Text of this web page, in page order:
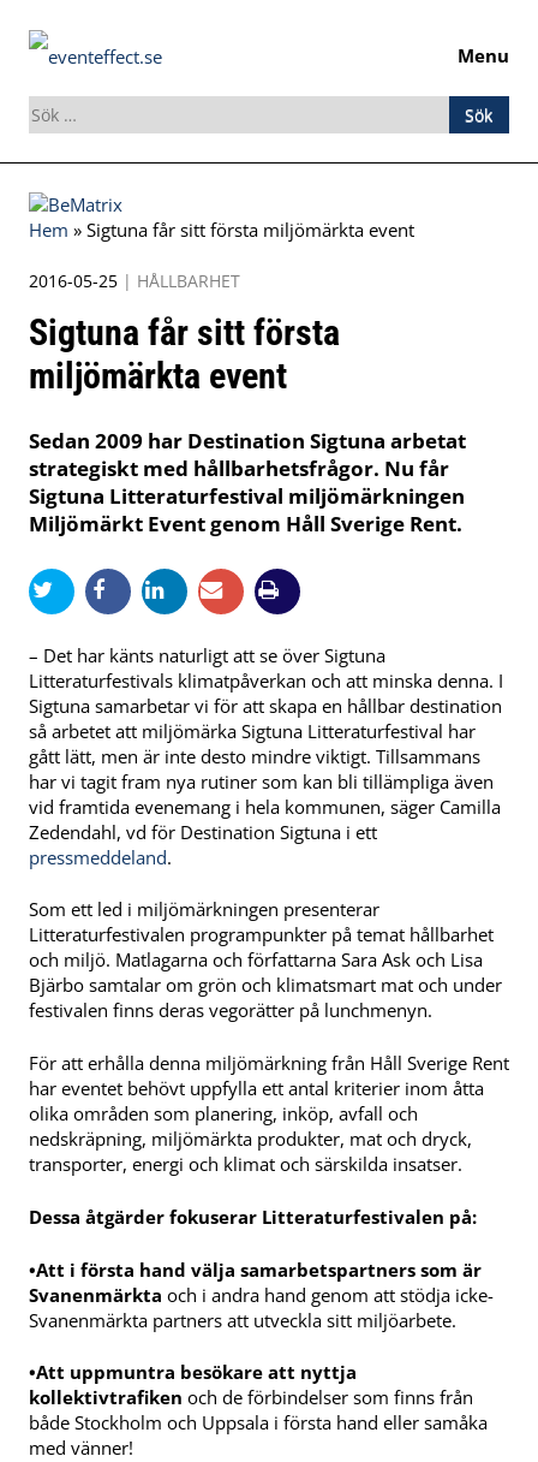
Menu
Sök
efter:
Skip
to
Hem » Sigtuna får sitt första miljömärkta event
2016-05-25 | HÅLLBARHET
Sigtuna får sitt första
miljömärkta event
Sedan 2009 har Destination Sigtuna arbetat
strategiskt med hållbarhetsfrågor. Nu får
Sigtuna Litteraturfestival miljömärkningen
Miljömärkt Event genom Håll Sverige Rent.
– Det har känts naturligt att se över Sigtuna
Litteraturfestivals klimatpåverkan och att minska denna. I
Sigtuna samarbetar vi för att skapa en hållbar destination
så arbetet att miljömärka Sigtuna Litteraturfestival har
gått lätt, men är inte desto mindre viktigt. Tillsammans
har vi tagit fram nya rutiner som kan bli tillämpliga även
vid framtida evenemang i hela kommunen, säger Camilla
Zedendahl, vd för Destination Sigtuna i ett
pressmeddeland.
Som ett led i miljömärkningen presenterar
Litteraturfestivalen programpunkter på temat hållbarhet
och miljö. Matlagarna och författarna Sara Ask och Lisa
Bjärbo samtalar om grön och klimatsmart mat och under
festivalen finns deras vegorätter på lunchmenyn.
För att erhålla denna miljömärkning från Håll Sverige Rent
har eventet behövt uppfylla ett antal kriterier inom åtta
olika områden som planering, inköp, avfall och
nedskräpning, miljömärkta produkter, mat och dryck,
transporter, energi och klimat och särskilda insatser.
Dessa åtgärder fokuserar Litteraturfestivalen på:
•Att i första hand välja samarbetspartners som är
Svanenmärkta och i andra hand genom att stödja icke-
Svanenmärkta partners att utveckla sitt miljöarbete.
•Att uppmuntra besökare att nyttja
kollektivtrafiken och de förbindelser som finns från
både Stockholm och Uppsala i första hand eller samåka
med vänner!